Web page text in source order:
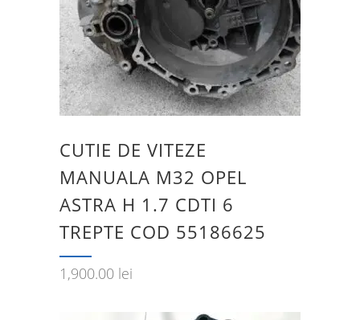
CUTIE DE VITEZE
MANUALA M32 OPEL
ASTRA H 1.7 CDTI 6
TREPTE COD 55186625
1,900.00 lei